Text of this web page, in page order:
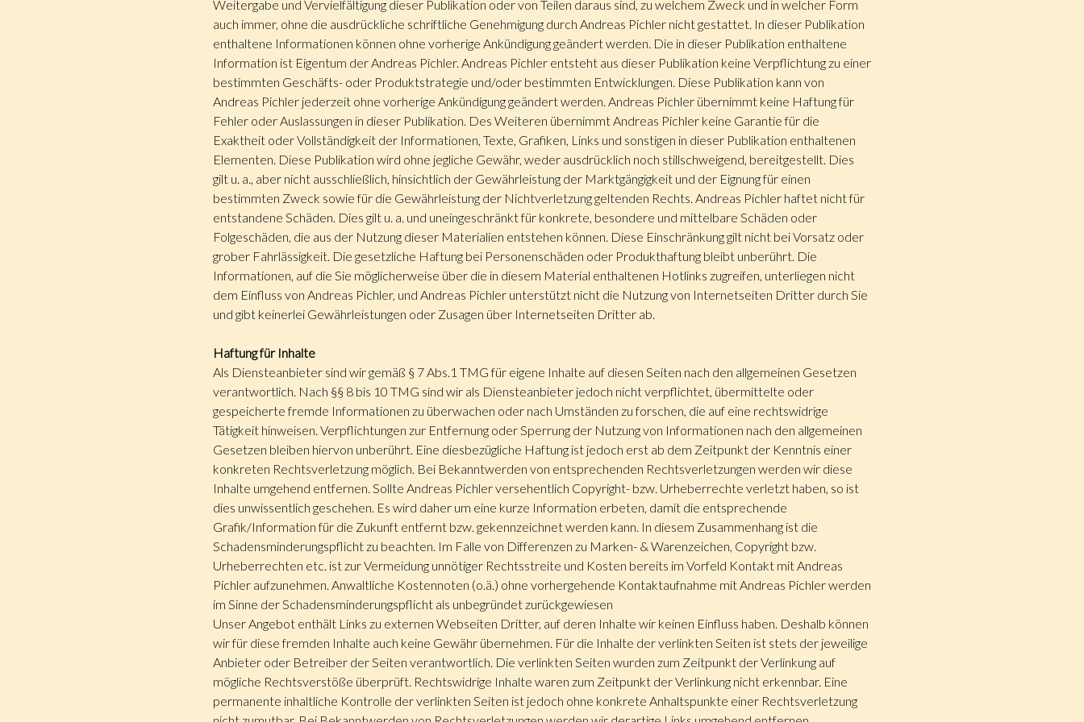
Weitergabe und Vervielfältigung dieser Publikation oder von Teilen daraus sind, zu welchem Zweck und in welcher Form
auch immer, ohne die ausdrückliche schriftliche Genehmigung durch Andreas Pichler nicht gestattet. In dieser Publikation
enthaltene Informationen können ohne vorherige Ankündigung geändert werden. Die in dieser Publikation enthaltene
Information ist Eigentum der Andreas Pichler. Andreas Pichler entsteht aus dieser Publikation keine Verpflichtung zu einer
bestimmten Geschäfts- oder Produktstrategie und/oder bestimmten Entwicklungen. Diese Publikation kann von
Andreas Pichler jederzeit ohne vorherige Ankündigung geändert werden. Andreas Pichler übernimmt keine Haftung für
Fehler oder Auslassungen in dieser Publikation. Des Weiteren übernimmt Andreas Pichler keine Garantie für die
Exaktheit oder Vollständigkeit der Informationen, Texte, Grafiken, Links und sonstigen in dieser Publikation enthaltenen
Elementen. Diese Publikation wird ohne jegliche Gewähr, weder ausdrücklich noch stillschweigend, bereitgestellt. Dies
gilt u. a., aber nicht ausschließlich, hinsichtlich der Gewährleistung der Marktgängigkeit und der Eignung für einen
bestimmten Zweck sowie für die Gewährleistung der Nichtverletzung geltenden Rechts. Andreas Pichler haftet nicht für
entstandene Schäden. Dies gilt u. a. und uneingeschränkt für konkrete, besondere und mittelbare Schäden oder
Folgeschäden, die aus der Nutzung dieser Materialien entstehen können. Diese Einschränkung gilt nicht bei Vorsatz oder
grober Fahrlässigkeit. Die gesetzliche Haftung bei Personenschäden oder Produkthaftung bleibt unberührt. Die
Informationen, auf die Sie möglicherweise über die in diesem Material enthaltenen Hotlinks zugreifen, unterliegen nicht
dem Einfluss von Andreas Pichler, und Andreas Pichler unterstützt nicht die Nutzung von Internetseiten Dritter durch Sie
und gibt keinerlei Gewährleistungen oder Zusagen über Internetseiten Dritter ab.
Haftung für Inhalte
Als Diensteanbieter sind wir gemäß § 7 Abs.1 TMG für eigene Inhalte auf diesen Seiten nach den allgemeinen Gesetzen
verantwortlich. Nach §§ 8 bis 10 TMG sind wir als Diensteanbieter jedoch nicht verpflichtet, übermittelte oder
gespeicherte fremde Informationen zu überwachen oder nach Umständen zu forschen, die auf eine rechtswidrige
Tätigkeit hinweisen. Verpflichtungen zur Entfernung oder Sperrung der Nutzung von Informationen nach den allgemeinen
Gesetzen bleiben hiervon unberührt. Eine diesbezügliche Haftung ist jedoch erst ab dem Zeitpunkt der Kenntnis einer
konkreten Rechtsverletzung möglich. Bei Bekanntwerden von entsprechenden Rechtsverletzungen werden wir diese
Inhalte umgehend entfernen. Sollte Andreas Pichler versehentlich Copyright- bzw. Urheberrechte verletzt haben, so ist
dies unwissentlich geschehen. Es wird daher um eine kurze Information erbeten, damit die entsprechende
Grafik/Information für die Zukunft entfernt bzw. gekennzeichnet werden kann. In diesem Zusammenhang ist die
Schadensminderungspflicht zu beachten. Im Falle von Differenzen zu Marken- & Warenzeichen, Copyright bzw.
Urheberrechten etc. ist zur Vermeidung unnötiger Rechtsstreite und Kosten bereits im Vorfeld Kontakt mit Andreas
Pichler aufzunehmen. Anwaltliche Kostennoten (o.ä.) ohne vorhergehende Kontaktaufnahme mit Andreas Pichler werden
im Sinne der Schadensminderungspflicht als unbegründet zurückgewiesen
Unser Angebot enthält Links zu externen Webseiten Dritter, auf deren Inhalte wir keinen Einfluss haben. Deshalb können
wir für diese fremden Inhalte auch keine Gewähr übernehmen. Für die Inhalte der verlinkten Seiten ist stets der jeweilige
Anbieter oder Betreiber der Seiten verantwortlich. Die verlinkten Seiten wurden zum Zeitpunkt der Verlinkung auf
mögliche Rechtsverstöße überprüft. Rechtswidrige Inhalte waren zum Zeitpunkt der Verlinkung nicht erkennbar. Eine
permanente inhaltliche Kontrolle der verlinkten Seiten ist jedoch ohne konkrete Anhaltspunkte einer Rechtsverletzung